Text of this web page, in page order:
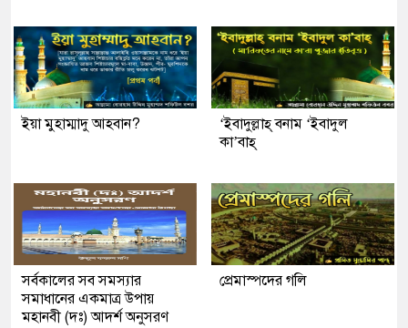
ইয়া মুহাম্মাদু আহবান?
‘ইবাদুল্লাহ্ বনাম ‘ইবাদুল
কা’বাহ্
সর্বকালের সব সমস্যার
সমাধানের একমাত্র উপায়
মহানবী (দঃ) আদর্শ অনুসরণ
প্রেমাস্পদের গলি